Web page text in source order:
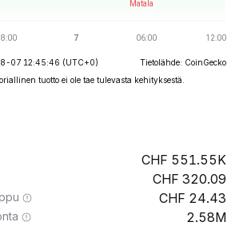
07 12:45:46 (UTC+0)
Tietolähde: CoinGecko
tuotto ei ole tae tulevasta kehityksestä.
551.55K
320.09
24.43
2.58M